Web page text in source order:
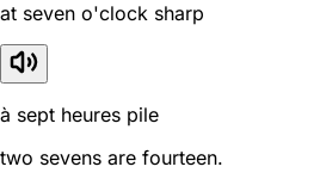
at seven o'clock sharp
à sept heures pile
two sevens are fourteen.